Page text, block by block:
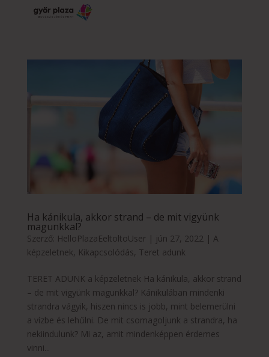
Ha kánikula, akkor strand – de mit vigyünk
magunkkal?
Szerző: HelloPlazaEeltoltoUser| jún 27, 2022| A
képzeletnek, Kikapcsolódás, Teret adunk
TERET ADUNK a képzeletnek Ha kánikula, akkor strand
– de mit vigyünk magunkkal? Kánikulában mindenki
strandra vágyik, hiszen nincs is jobb, mint belemerülni
a vízbe és lehűlni. De mit csomagoljunk a strandra, ha
nekiindulunk? Mi az, amit mindenképpen érdemes
vinni...